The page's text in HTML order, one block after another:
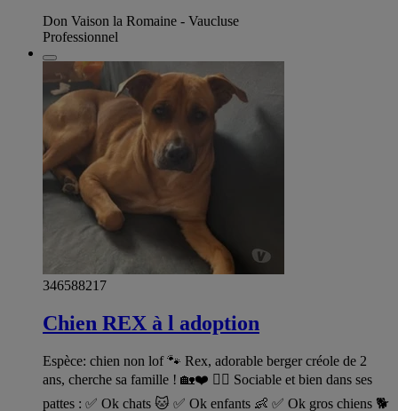
Don Vaison la Romaine - Vaucluse
Professionnel
346588217
Chien REX à l adoption
Espèce: chien non lof 🐾 Rex, adorable berger créole de 2
ans, cherche sa famille ! 🏡❤️ 🐕‍🦺 Sociable et bien dans ses
pattes : ✅ Ok chats 🐱 ✅ Ok enfants 👶 ✅ Ok gros chiens 🐕